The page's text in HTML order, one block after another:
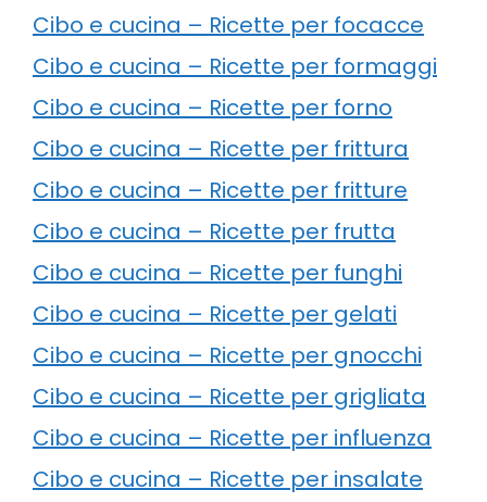
Cibo e cucina – Ricette per focacce
Cibo e cucina – Ricette per formaggi
Cibo e cucina – Ricette per forno
Cibo e cucina – Ricette per frittura
Cibo e cucina – Ricette per fritture
Cibo e cucina – Ricette per frutta
Cibo e cucina – Ricette per funghi
Cibo e cucina – Ricette per gelati
Cibo e cucina – Ricette per gnocchi
Cibo e cucina – Ricette per grigliata
Cibo e cucina – Ricette per influenza
Cibo e cucina – Ricette per insalate